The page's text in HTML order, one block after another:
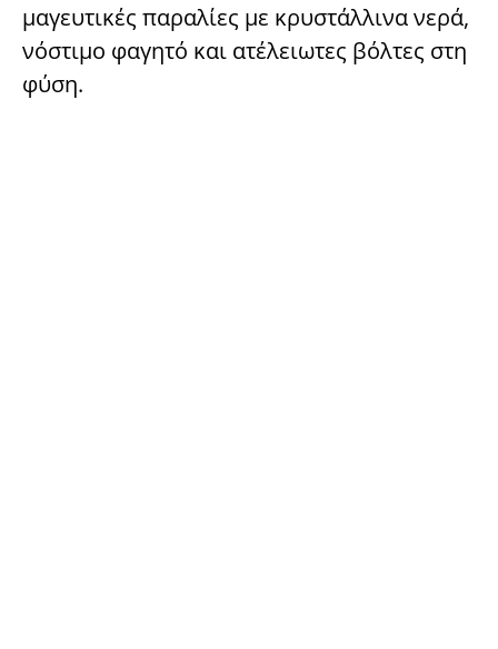
μαγευτικές παραλίες με κρυστάλλινα νερά,
νόστιμο φαγητό και ατέλειωτες βόλτες στη
φύση.